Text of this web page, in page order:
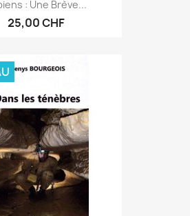
: Une Brève...
25,00 CHF